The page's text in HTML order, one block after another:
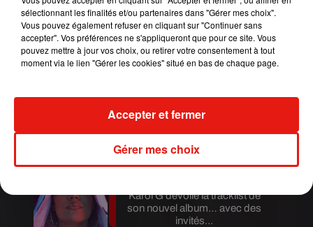
Guatemala : l'éruption du volcan
de Fuego est terminée
Le fourmilier géant fait son retour
en Argentine, et en pleine...
Karol G dévoile la tracklist de
son nouvel album… avec des
invités...
sélectionnant les finalités et/ou partenaires dans "Gérer mes choix".
Vous pouvez également refuser en cliquant sur "Continuer sans
accepter". Vos préférences ne s'appliqueront que pour ce site. Vous
pouvez mettre à jour vos choix, ou retirer votre consentement à tout
moment via le lien "Gérer les cookies" situé en bas de chaque page.
Gérer mes choix
Accepter et fermer